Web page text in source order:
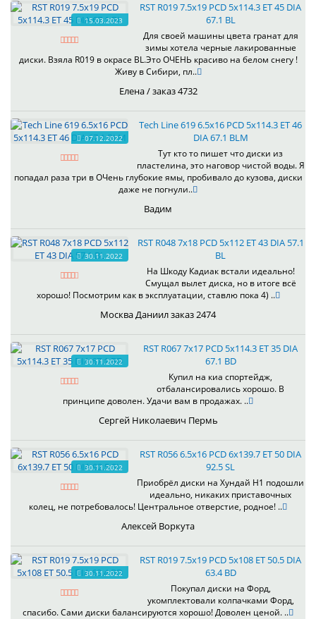
15.03.2023
RST R019 7.5x19 PCD 5x114.3 ET 45 DIA
67.1 BL
Для своей машины цвета гранат для
зимы хотела черные лакированные
диски. Взяла R019 в окрасе BL.Это ОЧЕНЬ красиво на белом снегу !
Живу в Сибири, пл..
Елена / заказ 4732
07.12.2022
Tech Line 619 6.5x16 PCD 5x114.3 ET 46
DIA 67.1 BLM
Тут кто то пишет что диски из
пластелина, это наговор чистой воды. Я
попадал раза три в ОЧень глубокие ямы, пробивало до кузова, диски
даже не погнули..
Вадим
30.11.2022
RST R048 7x18 PCD 5x112 ET 43 DIA 57.1
BL
На Шкоду Кадиак встали идеально!
Смущал вылет диска, но в итоге всё
хорошо! Посмотрим как в эксплуатации, ставлю пока 4) ..
Москва Даниил заказ 2474
30.11.2022
RST R067 7x17 PCD 5x114.3 ET 35 DIA
67.1 BD
Купил на киа спортейдж,
отбалансировались хорошо. В
принципе доволен. Удачи вам в продажах. ..
Сергей Николаевич Пермь
30.11.2022
RST R056 6.5x16 PCD 6x139.7 ET 50 DIA
92.5 SL
Приобрёл диски на Хундай H1 подошли
идеально, никаких приставочных
колец, не потребовалось! Центральное отверстие, родное! ..
Алексей Воркута
30.11.2022
RST R019 7.5x19 PCD 5x108 ET 50.5 DIA
63.4 BD
Покупал диски на Форд,
укомплектовали колпачками Форд,
спасибо. Сами диски балансируются хорошо! Доволен ценой. ..